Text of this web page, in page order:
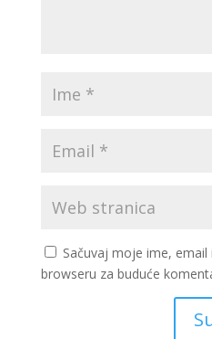
Sačuvaj moje ime,
browseru za buduće